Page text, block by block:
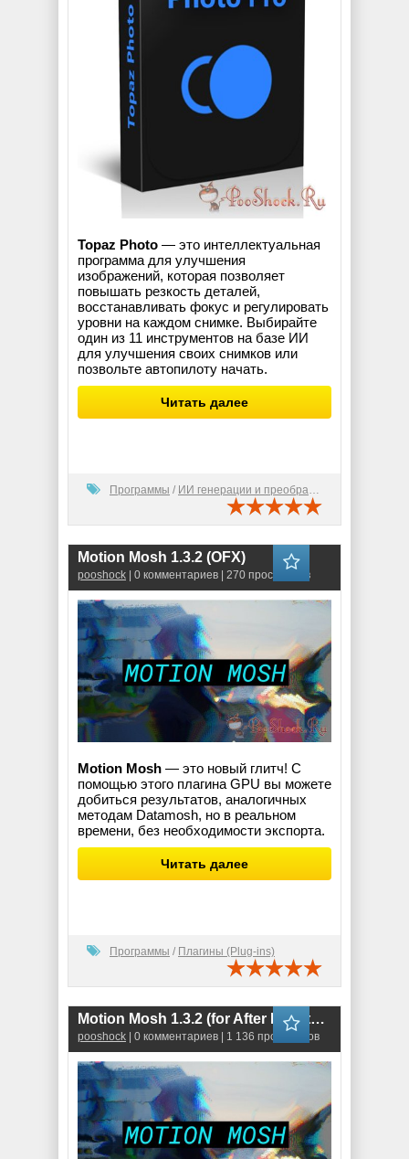
Topaz Photo — это интеллектуальная
программа для улучшения
изображений, которая позволяет
повышать резкость деталей,
восстанавливать фокус и регулировать
уровни на каждом снимке. Выбирайте
один из 11 инструментов на базе ИИ
для улучшения своих снимков или
позвольте автопилоту начать.
Читать далее
Программы / ИИ генерации и преобразования
Motion Mosh 1.3.2 (OFX)
pooshock | 0 комментариев | 270 просмотров
Motion Mosh — это новый глитч! С
помощью этого плагина GPU вы можете
добиться результатов, аналогичных
методам Datamosh, но в реальном
времени, без необходимости экспорта.
Читать далее
Программы / Плагины (Plug-ins)
Motion Mosh 1.3.2 (for After Effects & Premiere Pro)
pooshock | 0 комментариев | 1 136 просмотров